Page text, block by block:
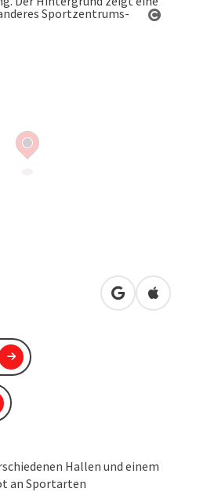
in Googlein Apple
Hallen und einem
an Sportarten